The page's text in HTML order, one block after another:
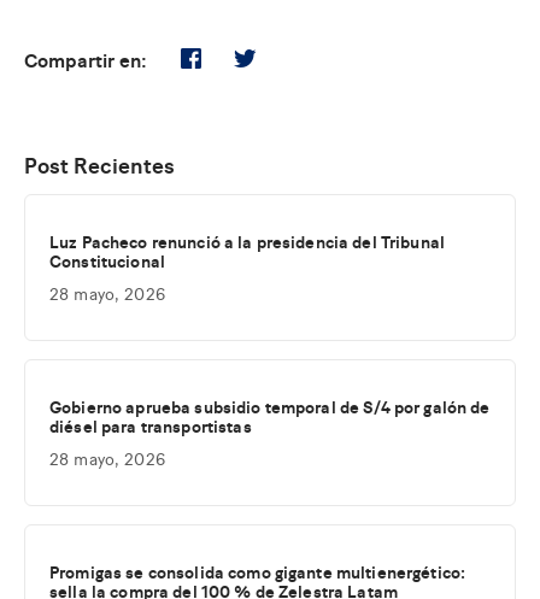
Compartir en:
Post Recientes
Luz Pacheco renunció a la presidencia del Tribunal
Constitucional
28 mayo, 2026
Gobierno aprueba subsidio temporal de S/4 por galón de
diésel para transportistas
28 mayo, 2026
Promigas se consolida como gigante multienergético:
sella la compra del 100 % de Zelestra Latam